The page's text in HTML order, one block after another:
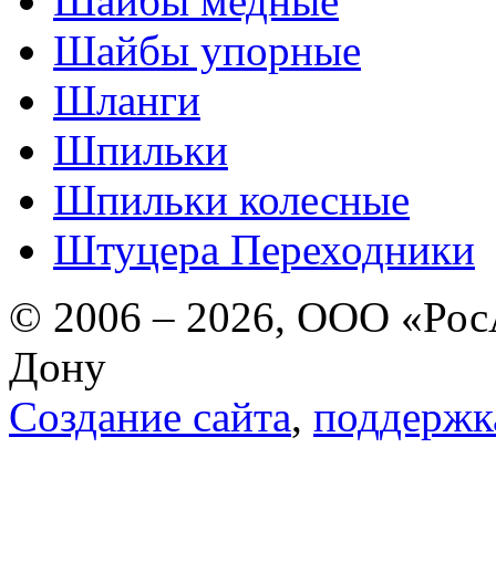
Шайбы упорные
Шланги
Шпильки
Шпильки колесные
Штуцера Переходники
© 2006 – 2026, ООО
Дону
Создание сайта,